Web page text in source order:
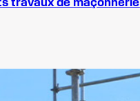
travaux de maçonnerie